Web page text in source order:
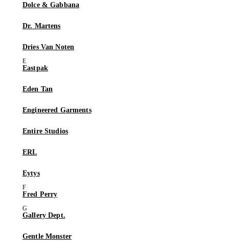
Dolce & Gabbana
Dr. Martens
Dries Van Noten
Eastpak
Eden Tan
Engineered Garments
Entire Studios
ERL
Eytys
Fred Perry
Gallery Dept.
Gentle Monster